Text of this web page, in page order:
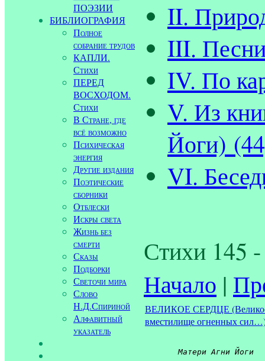
ПОЭЗИИ
БИБЛИОГРАФИЯ
Полное
собрание трудов
КАПЛИ.
Стихи
ПЕРЕД
ВОСХОДОМ.
Стихи
В Стране, где
всё возможно
Психическая
энергия
Другие издания
Поэтические
сборники
Отблески
Искры света
Жизнь без
смерти
Сказы
Подборки
Светочи мира
Слово
Н.Д.Спириной
Алфавитный
указатель
II.
III.
IV. По
V. Из
Йоги)
VI.
Стихи 145
Начало |
ВЕЛИКОЕ СЕРДЦЕ
вместилище огненных
Матери Агни Йоги